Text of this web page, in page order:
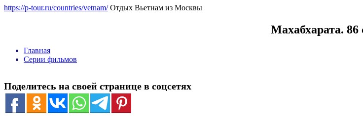
https://p-tour.ru/countries/vetnam/Отдых Вьетнам из Москвы
Махабхарата. 86
Главная
Серии фильмов
Поделитесь на своей странице в соцсетях